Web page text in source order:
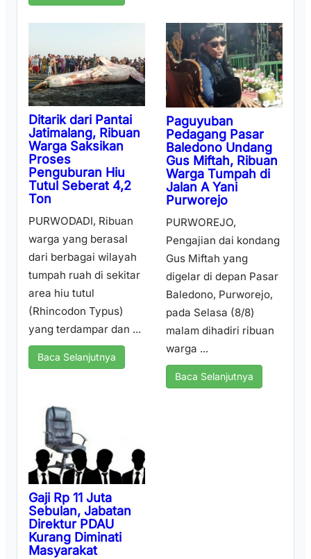
Ditarik dari Pantai
Jatimalang, Ribuan
Warga Saksikan
Proses
Penguburan Hiu
Tutul Seberat 4,2
Ton
PURWODADI, Ribuan
warga yang berasal
dari berbagai wilayah
tumpah ruah di sekitar
area hiu tutul
(Rhincodon Typus)
yang terdampar dan ...
Baca Selanjutnya
Paguyuban
Pedagang Pasar
Baledono Undang
Gus Miftah, Ribuan
Warga Tumpah di
Jalan A Yani
Purworejo
PURWOREJO,
Pengajian dai kondang
Gus Miftah yang
digelar di depan Pasar
Baledono, Purworejo,
pada Selasa (8/8)
malam dihadiri ribuan
warga ...
Baca Selanjutnya
Gaji Rp 11 Juta
Sebulan, Jabatan
Direktur PDAU
Kurang Diminati
Masyarakat